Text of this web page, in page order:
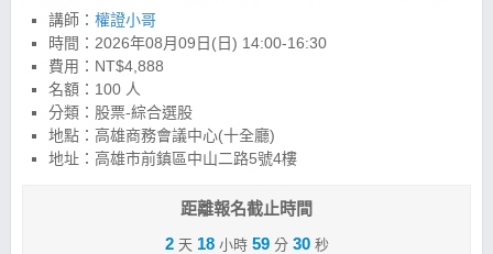
講師： 權證小哥
時間： 2026年08月09日(日) 14:00-16:30
費用：NT$4,888
名額：100 人
分類：股票-綜合選股
地點：高雄商務會議中心(十全廳)
地址：高雄市前鎮區中山二路5號4樓
距離報名截止時間
2天 18小時 59分 29秒